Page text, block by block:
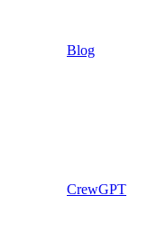
Blog
CrewGPT